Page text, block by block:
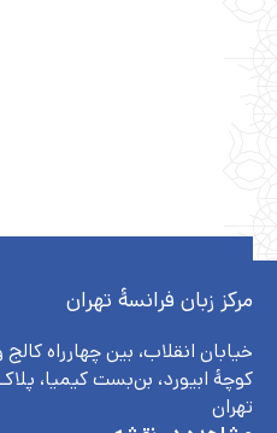
مرکز زبان فرانسۀ تهران
خیابان انقلاب، بین چهارراه
کوچهٔ ابیورد، بن‌بست کیمیا، پلاک
تهران